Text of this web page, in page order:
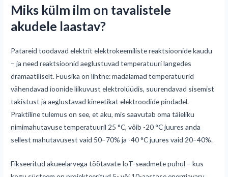
Miks külm ilm on tavalistele
akudele laastav?
Patareid toodavad elektrit elektrokeemiliste reaktsioonide kaudu
– ja need reaktsioonid aeglustuvad temperatuuri langedes
dramaatiliselt. Füüsika on lihtne: madalamad temperatuurid
vähendavad ioonide liikuvust elektrolüüdis, suurendavad sisemist
takistust ja aeglustavad kineetikat elektroodide pindadel.
Praktiline tulemus on see, et aku, mis saavutab oma täieliku
nimimahutavuse temperatuuril 25 °C, võib -20 °C juures anda
sellest mahutavusest vaid 50–70% ja -40 °C juures vaid 20–40%.
Fikseeritud akueelarvega töötavate IoT-seadmete puhul – kus